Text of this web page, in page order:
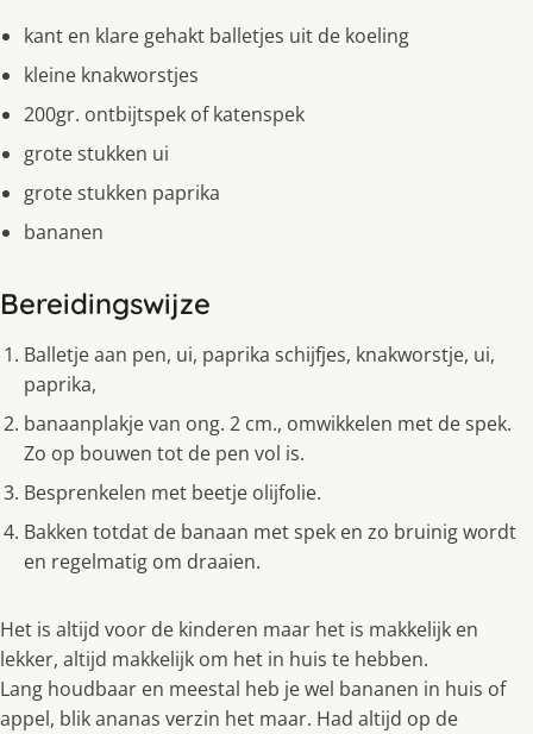
kant en klare gehakt balletjes uit de koeling
kleine knakworstjes
200gr. ontbijtspek of katenspek
grote stukken ui
grote stukken paprika
bananen
Bereidingswijze
Balletje aan pen, ui, paprika schijfjes, knakworstje, ui,
paprika,
banaanplakje van ong. 2 cm., omwikkelen met de spek.
Zo op bouwen tot de pen vol is.
Besprenkelen met beetje olijfolie.
Bakken totdat de banaan met spek en zo bruinig wordt
en regelmatig om draaien.
Het is altijd voor de kinderen maar het is makkelijk en
lekker, altijd makkelijk om het in huis te hebben.
Lang houdbaar en meestal heb je wel bananen in huis of
appel, blik ananas verzin het maar. Had altijd op de